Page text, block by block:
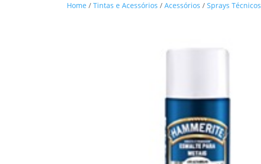
Home / Tintas e Acessórios / Acessórios / Sprays Técnicos